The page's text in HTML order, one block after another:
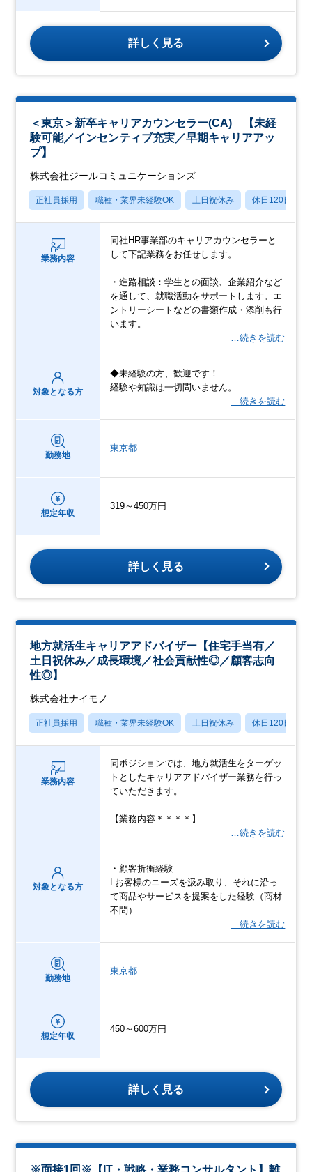
詳しく見る
＜東京＞新卒キャリアカウンセラー(CA) 【未経
験可能／インセンティブ充実／早期キャリアアッ
プ】
株式会社ジールコミュニケーションズ
正社員採用 職種・業界未経験OK 土日祝休み 休日120日以上
業務内容
同社HR事業部のキャリアカウンセラーと
して下記業務をお任せします。
・進路相談：学生との面談、企業紹介など
を通して、就職活動をサポートします。エ
ントリーシートなどの書類作成・添削も行
います。
…続きを読む
対象となる方
◆未経験の方、歓迎です！
経験や知識は一切問いません。
…続きを読む
勤務地
東京都
想定年収
319～450万円
詳しく見る
地方就活生キャリアアドバイザー【住宅手当有／
土日祝休み／成長環境／社会貢献性◎／顧客志向
性◎】
株式会社ナイモノ
正社員採用 職種・業界未経験OK 土日祝休み 休日120日以上
業務内容
同ポジションでは、地方就活生をターゲッ
トとしたキャリアアドバイザー業務を行っ
ていただきます。
【業務内容＊＊＊＊】
…続きを読む
対象となる方
・顧客折衝経験
Lお客様のニーズを汲み取り、それに沿っ
て商品やサービスを提案をした経験（商材
不問）
…続きを読む
勤務地
東京都
想定年収
450～600万円
詳しく見る
※面接1回※【IT・戦略・業務コンサルタント】離